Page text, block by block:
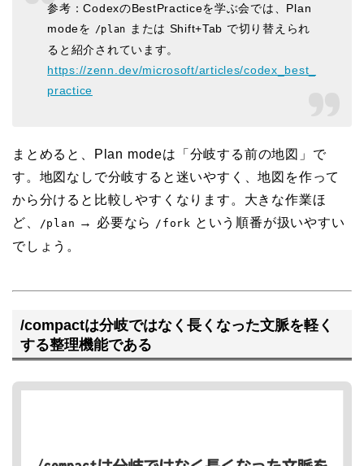
参考：CodexのBestPracticeを学ぶ会では、Plan
modeを /plan
または Shift+Tab で切り替えられ
ると紹介されています。
https://zenn.dev/microsoft/articles/codex_best_
practice
まとめると、Plan modeは「分岐する前の地図」で
す。地図なしで分岐すると迷いやすく、地図を作って
から分けると比較しやすくなります。大きな作業ほ
ど、
/plan → 必要なら /fork という順番が扱いやすい
でしょう。
/compactは分岐ではなく長くなった文脈を軽く
する整理機能である